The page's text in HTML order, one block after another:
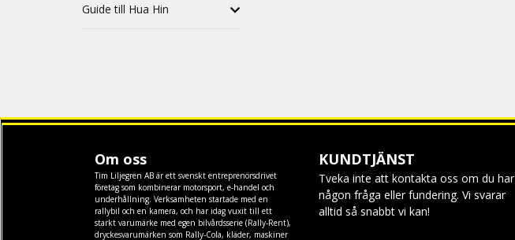
Guide till Hua Hin
Om oss
Tim Liljegren AB är ett svenskt entreprenörsdrivet
företag som kombinerar motorsport, e-handel och
underhållning. Verksamheten startade med en
rallybil och en kamera, och har idag vuxit till ett
starkt varumärke med egen bilvårdsserie (Rally-Rent),
dryckesvarumärken som Rally-Cola, kläder, maskiner
KUNDTJÄNST
Tveka inte att kontakta oss om du har
någon fråga eller fundering. Vi svarar
alltid så snabbt vi kan!